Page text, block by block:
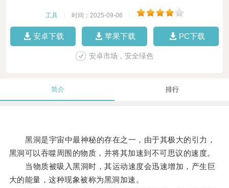
工具 时间：2025-09-06
安卓下载 苹果下载 PC下载
安卓市场，安全绿色
简介 排行
黑洞是宇宙中最神秘的存在之一，由于其极大的引力，
黑洞可以吞噬周围的物质，并将其加速到不可思议的速度。
当物质被吸入黑洞时，其运动速度会迅速增加，产生巨
大的能量，这种现象被称为黑洞加速。